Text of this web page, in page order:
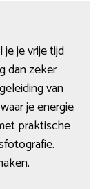
je vrije tijd
dan zeker
van
je energie
praktische